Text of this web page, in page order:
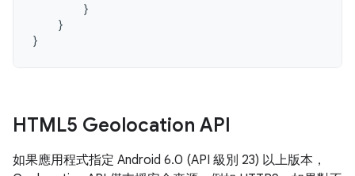
}
}
}
HTML5 Geolocation API
如果應用程式指定 Android 6.0 (API 級別 23) 以上版本，